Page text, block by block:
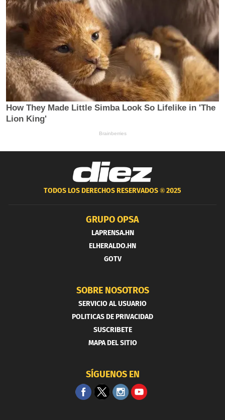
TODOS LOS DERECHOS RESERVADOS ®2025
GRUPO OPSA
LAPRENSA.HN
ELHERALDO.HN
GOTV
SOBRE NOSOTROS
SERVICIO AL USUARIO
POLITICAS DE PRIVACIDAD
SUSCRIBETE
MAPA DEL SITIO
SÍGUENOS EN